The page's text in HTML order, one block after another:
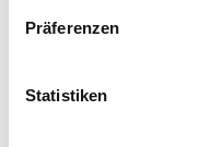
Präferenzen
Statistiken